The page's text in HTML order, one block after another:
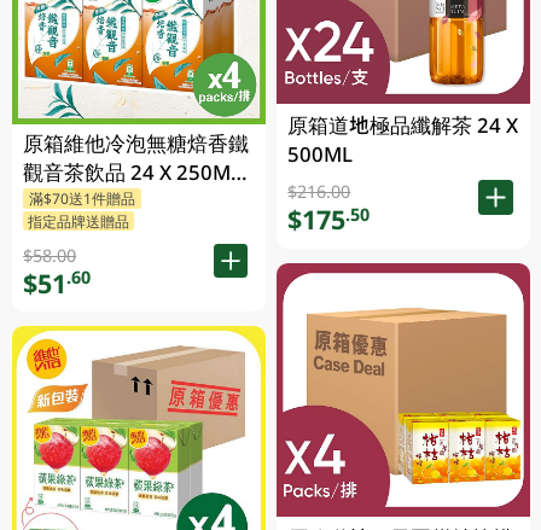
原箱維他冷泡無糖焙香鐵
觀音茶飲品 24 X 250ML
(新舊包裝隨機發貨)
滿$70送1件贈品
指定品牌送贈品
$58.00
$51.60
原箱道地極品纖解茶 24 X
500ML
$216.00
$175.50